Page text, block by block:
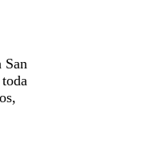
San